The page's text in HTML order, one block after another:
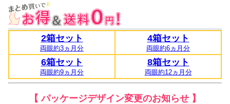
2箱セット
両眼約3ヵ月分
4箱セット
両眼約6ヵ月分
6箱セット
両眼約9ヵ月分
8箱セット
両眼約12ヵ月分
【 パッケージデザイン変更のお知らせ 】